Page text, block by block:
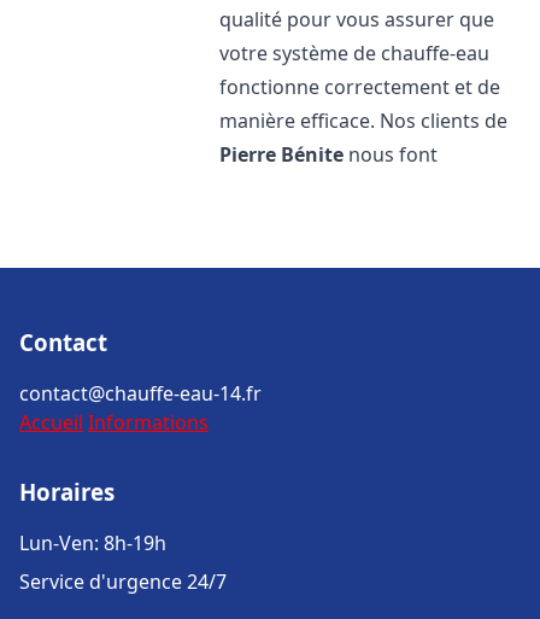
qualité pour vous assurer que
votre système de chauffe-eau
fonctionne correctement et de
manière efficace. Nos clients de
Pierre Bénite nous font
Contact
contact@chauffe-eau-14.fr
Accueil Informations
Horaires
Lun-Ven: 8h-19h
Service d'urgence 24/7